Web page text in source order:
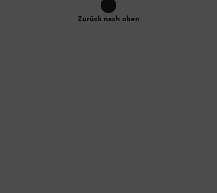
Zurück nach oben